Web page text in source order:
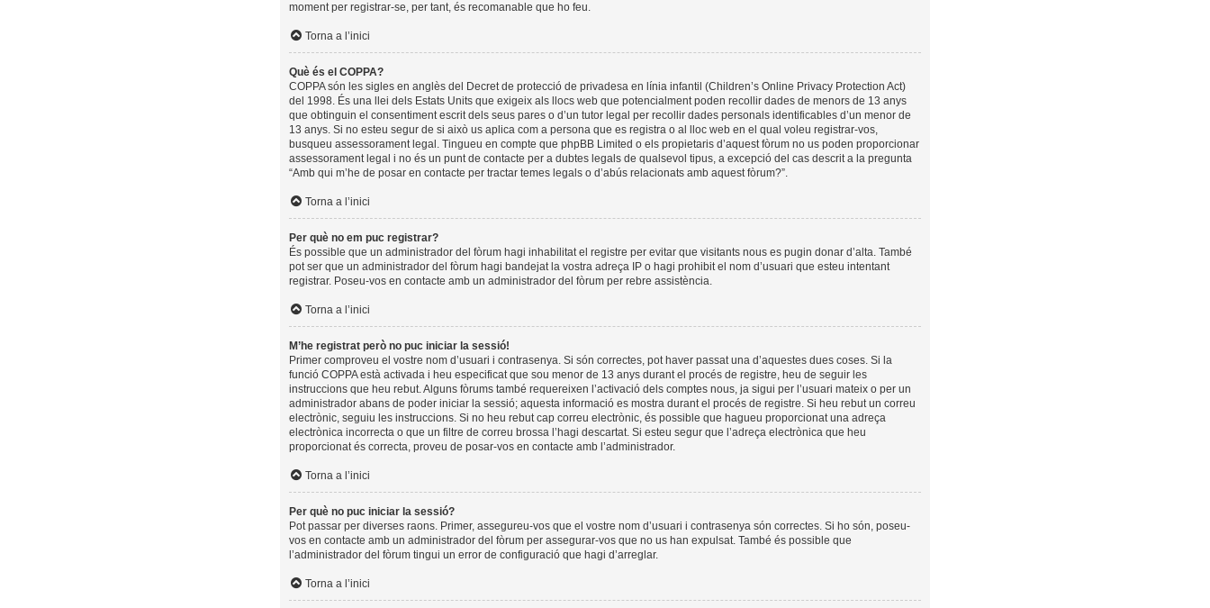
moment per registrar-se, per tant, és recomanable que ho feu.
Torna a l’inici
Què és el COPPA?
COPPA són les sigles en anglès del Decret de protecció de privadesa en línia infantil (Children’s Online Privacy Protection Act)
del 1998. És una llei dels Estats Units que exigeix als llocs web que potencialment poden recollir dades de menors de 13 anys
que obtinguin el consentiment escrit dels seus pares o d’un tutor legal per recollir dades personals identificables d’un menor de
13 anys. Si no esteu segur de si això us aplica com a persona que es registra o al lloc web en el qual voleu registrar-vos,
busqueu assessorament legal. Tingueu en compte que phpBB Limited o els propietaris d’aquest fòrum no us poden proporcionar
assessorament legal i no és un punt de contacte per a dubtes legals de qualsevol tipus, a excepció del cas descrit a la pregunta
“Amb qui m’he de posar en contacte per tractar temes legals o d’abús relacionats amb aquest fòrum?”.
Torna a l’inici
Per què no em puc registrar?
És possible que un administrador del fòrum hagi inhabilitat el registre per evitar que visitants nous es pugin donar d’alta. També
pot ser que un administrador del fòrum hagi bandejat la vostra adreça IP o hagi prohibit el nom d’usuari que esteu intentant
registrar. Poseu-vos en contacte amb un administrador del fòrum per rebre assistència.
Torna a l’inici
M’he registrat però no puc iniciar la sessió!
Primer comproveu el vostre nom d’usuari i contrasenya. Si són correctes, pot haver passat una d’aquestes dues coses. Si la
funció COPPA està activada i heu especificat que sou menor de 13 anys durant el procés de registre, heu de seguir les
instruccions que heu rebut. Alguns fòrums també requereixen l’activació dels comptes nous, ja sigui per l’usuari mateix o per un
administrador abans de poder iniciar la sessió; aquesta informació es mostra durant el procés de registre. Si heu rebut un correu
electrònic, seguiu les instruccions. Si no heu rebut cap correu electrònic, és possible que hagueu proporcionat una adreça
electrònica incorrecta o que un filtre de correu brossa l’hagi descartat. Si esteu segur que l’adreça electrònica que heu
proporcionat és correcta, proveu de posar-vos en contacte amb l’administrador.
Torna a l’inici
Per què no puc iniciar la sessió?
Pot passar per diverses raons. Primer, assegureu-vos que el vostre nom d’usuari i contrasenya són correctes. Si ho són, poseu-
vos en contacte amb un administrador del fòrum per assegurar-vos que no us han expulsat. També és possible que
l’administrador del fòrum tingui un error de configuració que hagi d’arreglar.
Torna a l’inici